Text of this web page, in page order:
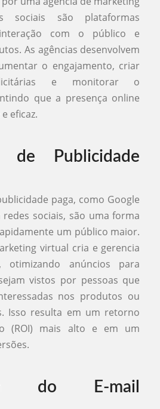
sociais são plataformas
com o público e
As agências desenvolvem
o engajamento, criar
e monitorar o
que a presença online
eficaz.
de Publicidade
paga, como Google
sociais, são uma forma
um público maior.
virtual cria e gerencia
otimizando anúncios para
vistos por pessoas que
nos produtos ou
Isso resulta em um retorno
(ROI) mais alto e em um
do E-mail